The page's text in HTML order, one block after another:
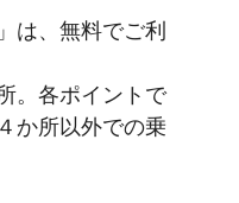
は、無料でご利
。各ポイントで
か所以外での乗